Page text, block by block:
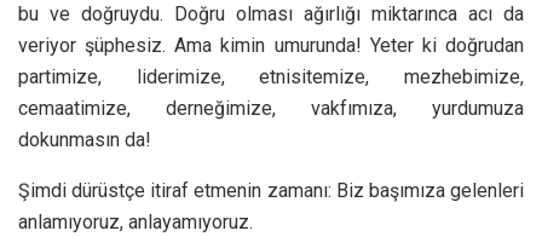
bu ve doğruydu. Doğru olması ağırlığı miktarınca acı da
veriyor şüphesiz. Ama kimin umurunda! Yeter ki doğrudan
partimize, liderimize, etnisitemize, mezhebimize,
cemaatimize, derneğimize, vakfımıza, yurdumuza
dokunmasın da!
Şimdi dürüstçe itiraf etmenin zamanı: Biz başımıza gelenleri
anlamıyoruz, anlayamıyoruz.